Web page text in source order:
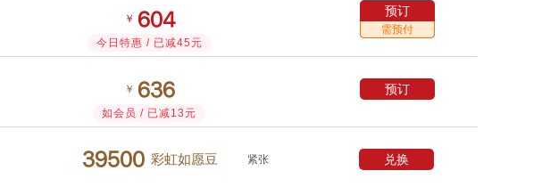
￥ 
今日特惠 / 已减45元
预订
需预付
￥ 
如会员 / 已减13元
预订
 彩虹如愿豆 紧张 兑换